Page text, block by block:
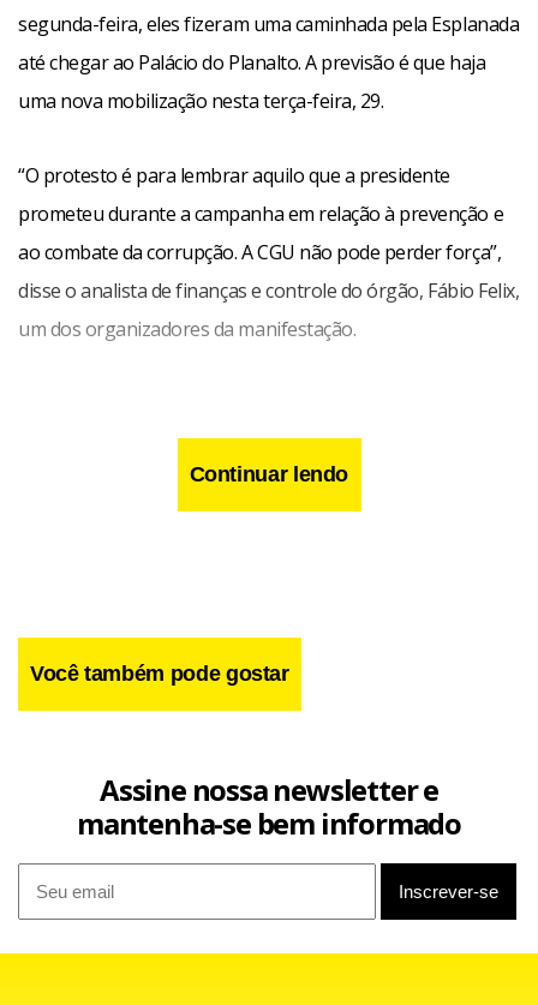
segunda-feira, eles fizeram uma caminhada pela Esplanada
até chegar ao Palácio do Planalto. A previsão é que haja
uma nova mobilização nesta terça-feira, 29.
“O protesto é para lembrar aquilo que a presidente
prometeu durante a campanha em relação à prevenção e
ao combate da corrupção. A CGU não pode perder força”,
disse o analista de finanças e controle do órgão, Fábio Felix,
um dos organizadores da manifestação.
Em um dos cenários estudados pela presidente Dilma
outros ministérios, como o da Casa Civil e o da Justiça. Em
Continuar lendo
Você também pode gostar
Assine nossa newsletter e
mantenha-se bem informado